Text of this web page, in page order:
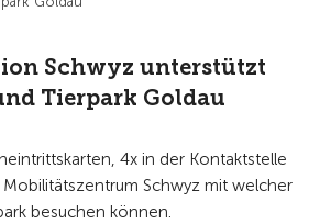
Schwyz unterstützt
Tierpark Goldau
4x in der Kontaktstelle
Schwyz mit welcher
besuchen können.